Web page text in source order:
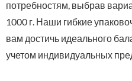
потребностям, выбрав
1000 г. Наши гибкие
вам достичь идеального
учетом индивидуальных